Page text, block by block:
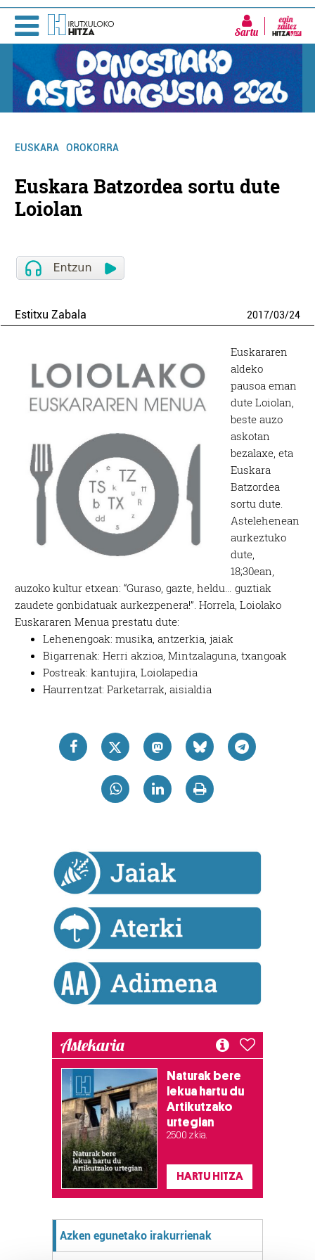
Sartu
EUSKARA OROKORRA
Euskara Batzordea sortu dute
Loiolan
Estitxu Zabala 2017/03/24
Euskararen
aldeko
pausoa eman
dute Loiolan,
beste auzo
askotan
bezalaxe, eta
Euskara
Batzordea
sortu dute.
Astelehenean
aurkeztuko
dute,
18;30ean,
auzoko kultur etxean: “Guraso, gazte, heldu… guztiak
zaudete gonbidatuak aurkezpenera!”. Horrela, Loiolako
Euskararen Menua prestatu dute:
Lehenengoak: musika, antzerkia, jaiak
Bigarrenak: Herri akzioa, Mintzalaguna, txangoak
Postreak: kantujira, Loiolapedia
Haurrentzat: Parketarrak, aisialdia
Astekaria
Naturak bere
lekua hartu du
Artikutzako
urtegian
2.500 zkia.
HARTU HITZA
Azken egunetako irakurrienak